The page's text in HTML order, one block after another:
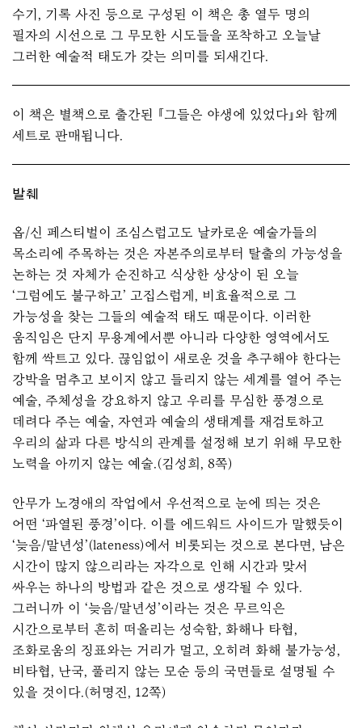
수기, 기록 사진 등으로 구성된 이 책은 총 열두 명의
필자의 시선으로 그 무모한 시도들을 포착하고 오늘날
그러한 예술적 태도가 갖는 의미를 되새긴다.
이 책은 별책으로 출간된 『그들은 야생에 있었다』와 함께
세트로 판매됩니다.
발췌
옵/신 페스티벌이 조심스럽고도 날카로운 예술가들의
목소리에 주목하는 것은 자본주의로부터 탈출의 가능성을
논하는 것 자체가 순진하고 식상한 상상이 된 오늘
‘그럼에도 불구하고’ 고집스럽게, 비효율적으로 그
가능성을 찾는 그들의 예술적 태도 때문이다. 이러한
움직임은 단지 무용계에서뿐 아니라 다양한 영역에서도
함께 싹트고 있다. 끊임없이 새로운 것을 추구해야 한다는
강박을 멈추고 보이지 않고 들리지 않는 세계를 열어 주는
예술, 주체성을 강요하지 않고 우리를 무심한 풍경으로
데려다 주는 예술, 자연과 예술의 생태계를 재검토하고
우리의 삶과 다른 방식의 관계를 설정해 보기 위해 무모한
노력을 아끼지 않는 예술.(김성희, 8쪽)
안무가 노경애의 작업에서 우선적으로 눈에 띄는 것은
어떤 ‘파열된 풍경’이다. 이를 에드워드 사이드가 말했듯이
‘늦음/말년성’(lateness)에서 비롯되는 것으로 본다면, 남은
시간이 많지 않으리라는 자각으로 인해 시간과 맞서
싸우는 하나의 방법과 같은 것으로 생각될 수 있다.
그러니까 이 ‘늦음/말년성’이라는 것은 무르익은
시간으로부터 흔히 떠올리는 성숙함, 화해나 타협,
조화로움의 징표와는 거리가 멀고, 오히려 화해 불가능성,
비타협, 난국, 풀리지 않는 모순 등의 국면들로 설명될 수
있을 것이다.(허명진, 12쪽)